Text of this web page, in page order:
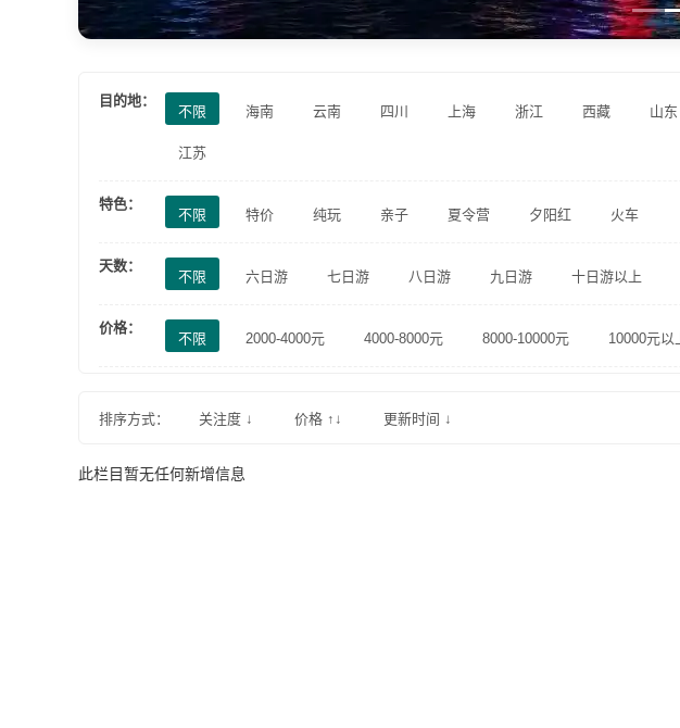
目的地：
不限 海南 云南 四川 上海 浙江 西藏 山东
江苏
特色：
不限 特价 纯玩 亲子 夏令营 夕阳红 火车
天数：
不限 六日游 七日游 八日游 九日游 十日游以上
价格：
不限 2000-4000元 4000-8000元 8000-10000元 10000元以
排序方式： 关注度 ↓ 价格 ↑↓ 更新时间 ↓
此栏目暂无任何新增信息